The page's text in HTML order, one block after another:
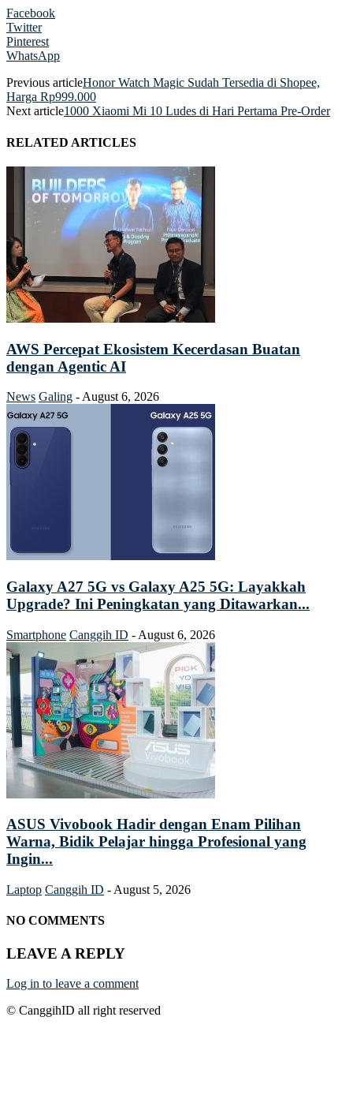
Facebook
Twitter
Pinterest
WhatsApp
Previous articleHonor Watch Magic Sudah Tersedia di Shopee,
Harga Rp999.000
Next article1000 Xiaomi Mi 10 Ludes di Hari Pertama Pre-Order
RELATED ARTICLES
AWS Percepat Ekosistem Kecerdasan Buatan
dengan Agentic AI
News Galing - August 6, 2026
Galaxy A27 5G vs Galaxy A25 5G: Layakkah
Upgrade? Ini Peningkatan yang Ditawarkan...
Smartphone Canggih ID - August 6, 2026
ASUS Vivobook Hadir dengan Enam Pilihan
Warna, Bidik Pelajar hingga Profesional yang
Ingin...
Laptop Canggih ID - August 5, 2026
NO COMMENTS
LEAVE A REPLY
Log in to leave a comment
© CanggihID all right reserved